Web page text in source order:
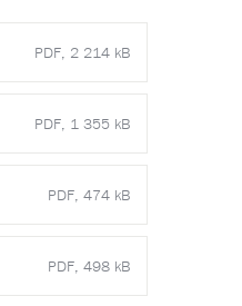
PDF, 2 214 kB
PDF, 1 355 kB
PDF, 474 kB
PDF, 498 kB